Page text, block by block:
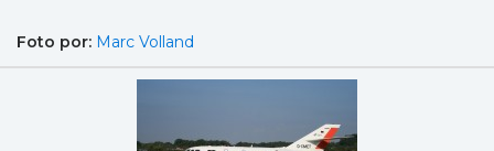
Foto por: Marc Volland